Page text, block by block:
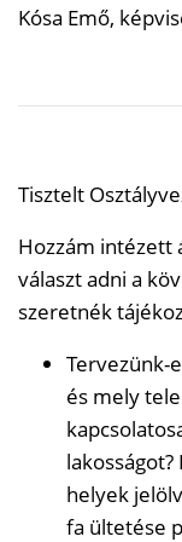
Kósa Emő,
Tisztelt
Hozzám intézett
választ adni a
szeretnék
Tervezünk-
és mely
helyek
fa ültetése